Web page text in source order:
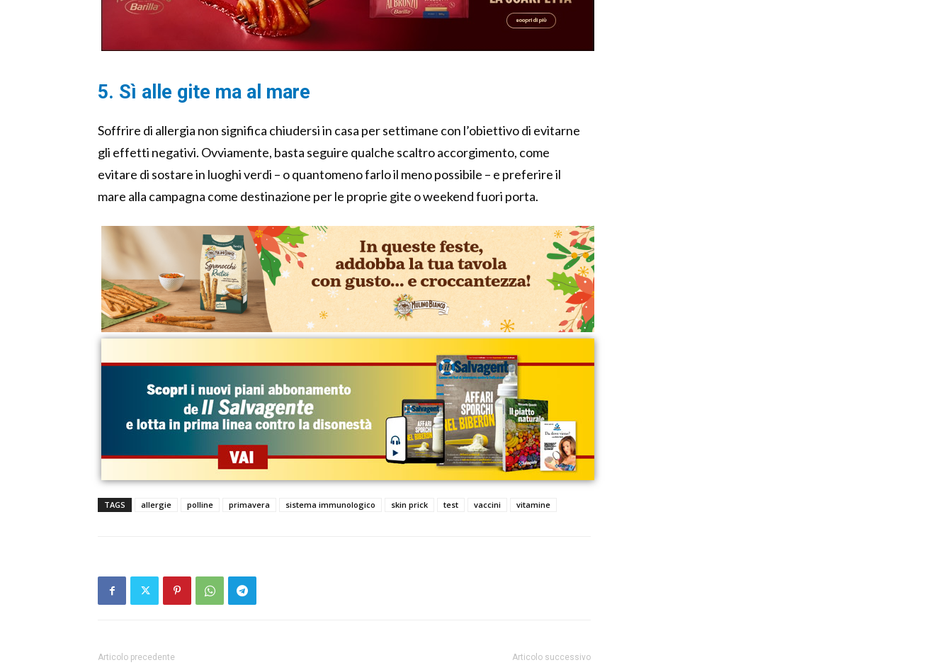
5. Sì alle gite ma al mare
Soffrire di allergia non significa chiudersi in casa per settimane con l’obiettivo di evitarne
gli effetti negativi. Ovviamente, basta seguire qualche scaltro accorgimento, come
evitare di sostare in luoghi verdi – o quantomeno farlo il meno possibile – e preferire il
mare alla campagna come destinazione per le proprie gite o weekend fuori porta.
TAGS allergie polline primavera sistema immunologico skin prick test vaccini vitamine
Articolo precedente Articolo successivo